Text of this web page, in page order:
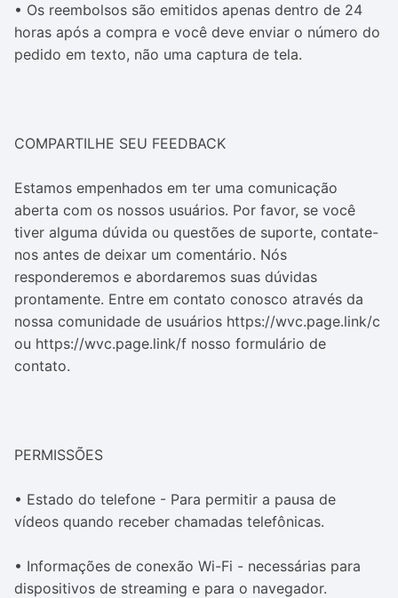
• Os reembolsos são emitidos apenas dentro de 24
horas após a compra e você deve enviar o número do
pedido em texto, não uma captura de tela.
COMPARTILHE SEU FEEDBACK
Estamos empenhados em ter uma comunicação
aberta com os nossos usuários. Por favor, se você
tiver alguma dúvida ou questões de suporte, contate-
nos antes de deixar um comentário. Nós
responderemos e abordaremos suas dúvidas
prontamente. Entre em contato conosco através da
nossa comunidade de usuários https://wvc.page.link/c
ou https://wvc.page.link/f nosso formulário de
contato.
PERMISSÕES
• Estado do telefone - Para permitir a pausa de
vídeos quando receber chamadas telefônicas.
• Informações de conexão Wi-Fi - necessárias para
dispositivos de streaming e para o navegador.